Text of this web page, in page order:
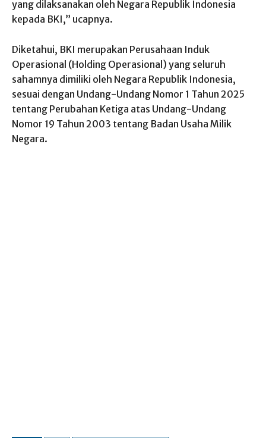
yang dilaksanakan oleh Negara Republik Indonesia
kepada BKI,” ucapnya.
Diketahui, BKI merupakan Perusahaan Induk
Operasional (Holding Operasional) yang seluruh
sahamnya dimiliki oleh Negara Republik Indonesia,
sesuai dengan Undang-Undang Nomor 1 Tahun 2025
tentang Perubahan Ketiga atas Undang-Undang
Nomor 19 Tahun 2003 tentang Badan Usaha Milik
Negara.